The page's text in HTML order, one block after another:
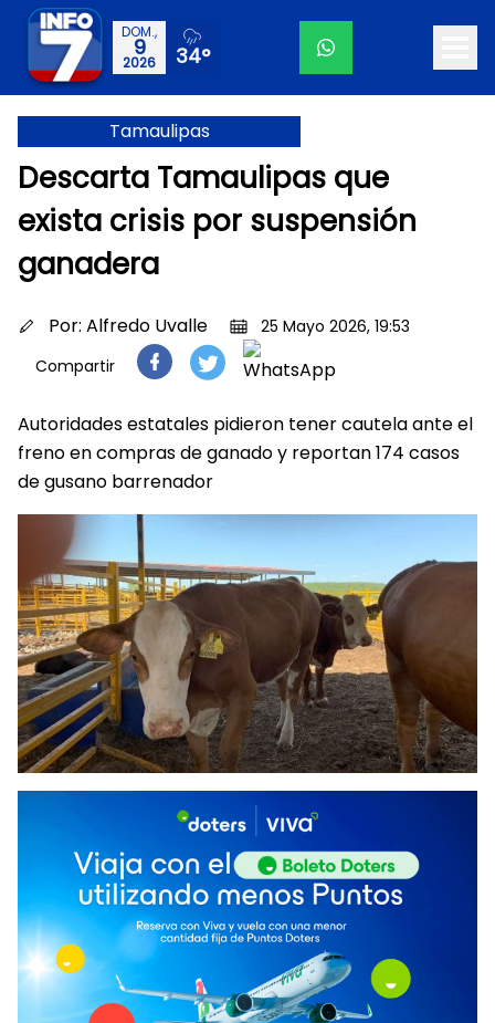
DOM.,
9
2026 34°
Tamaulipas
Descarta Tamaulipas que
exista crisis por suspensión
ganadera
Por: Alfredo Uvalle
25 Mayo 2026, 19:53
Compartir
Autoridades estatales pidieron tener cautela ante el
freno en compras de ganado y reportan 174 casos
de gusano barrenador